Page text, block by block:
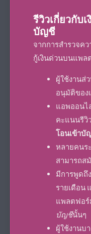
รีวิวเกี่ยวกับ
บัญชี
จากการสำรวจค
กู้เงินด่วนบนแพล
ผู้ใช้งานส่
อนุมัติของ
แอพออนไ
คะแนนรีวิ
โอนเข้าบั
หลายคนร
สามารถส
มีการพูดถึ
รายเดือน
แพลตฟอร์
บัญชีนั้นๆ
ผู้ใช้งานบ